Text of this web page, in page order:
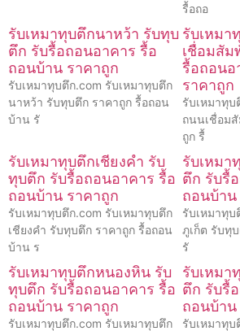
รื้อถอ
รับเหมาทุบตึกนาหว้า รับทุบ
ตึก รับรื้อถอนอาคาร รื้อ
ถอนบ้าน ราคาถูก
รับเหมาทุบตึก.com รับเหมาทุบตึก
นาหว้า รับทุบตึก ราคาถูก รื้อถอน
บ้าน รั
รับเหมา
เชื่อมสั
รื้อถอนอ
ราคาถูก
รับเหมาทุบ
ถนนเชื่อม
ถูก รื้
รับเหมาทุบตึกเชียงคำ รับ
ทุบตึก รับรื้อถอนอาคาร รื้อ
ถอนบ้าน ราคาถูก
รับเหมาทุบตึก.com รับเหมาทุบตึก
เชียงคำ รับทุบตึก ราคาถูก รื้อถอน
บ้าน ร
รับเหมา
ตึก รับรื้
ถอนบ้าน
รับเหมาทุบ
ภูเก็ต รับทุ
รั
รับเหมาทุบตึกหนองหิน รับ
ทุบตึก รับรื้อถอนอาคาร รื้อ
ถอนบ้าน ราคาถูก
รับเหมาทุบตึก.com รับเหมาทุบตึก
รับเหมา
ตึก รับรื้
ถอนบ้าน
รับเหมาทุบ